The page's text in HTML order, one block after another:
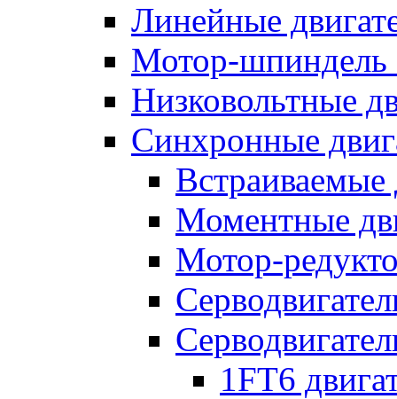
Линейные
Мотор-шпиндель
Низковольтные
Синхронные
Встраиваемые
Моментные
Мотор-
1FT6